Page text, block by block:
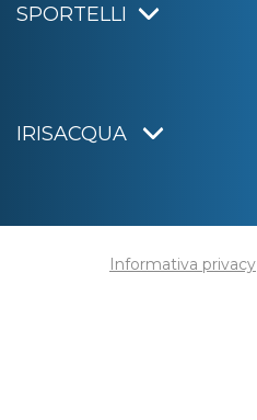
SPORTELLI
IRISACQUA
Informativa privacy